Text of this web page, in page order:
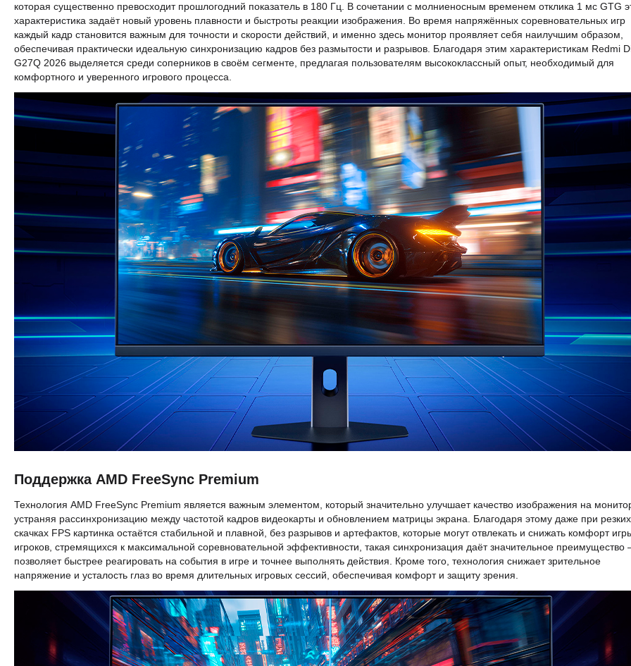
которая существенно превосходит прошлогодний показатель в 180 Гц. В сочетании с молниеносным временем отклика 1 мс GTG
характеристика задаёт новый уровень плавности и быстроты реакции изображения. Во время напряжённых соревновательных игр
каждый кадр становится важным для точности и скорости действий, и именно здесь монитор проявляет себя наилучшим образом,
обеспечивая практически идеальную синхронизацию кадров без размытости и разрывов. Благодаря этим характеристикам Redmi
G27Q 2026 выделяется среди соперников в своём сегменте, предлагая пользователям высококлассный опыт, необходимый для
комфортного и уверенного игрового процесса.
Поддержка AMD FreeSync Premium
Технология AMD FreeSync Premium является важным элементом, который значительно улучшает качество изображения на
устраняя рассинхронизацию между частотой кадров видеокарты и обновлением матрицы экрана. Благодаря этому даже при резких
скачках FPS картинка остаётся стабильной и плавной, без разрывов и артефактов, которые могут отвлекать и снижать комфорт
игроков, стремящихся к максимальной соревновательной эффективности, такая синхронизация даёт значительное преимущество
позволяет быстрее реагировать на события в игре и точнее выполнять действия. Кроме того, технология снижает зрительное
напряжение и усталость глаз во время длительных игровых сессий, обеспечивая комфорт и защиту зрения.